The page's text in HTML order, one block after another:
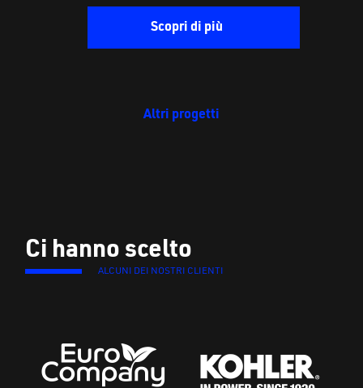
Scopri di più
Altri progetti
Ci hanno scelto
ALCUNI DEI NOSTRI CLIENTI